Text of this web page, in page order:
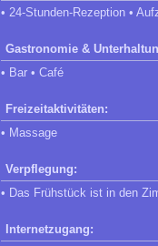
• 24-Stunden-Rezeption •
Gastronomie &
• Bar • Café
Freizeitaktivitäten:
• Massage
Verpflegung:
• Das Frühstück ist in den
Internetzugang: